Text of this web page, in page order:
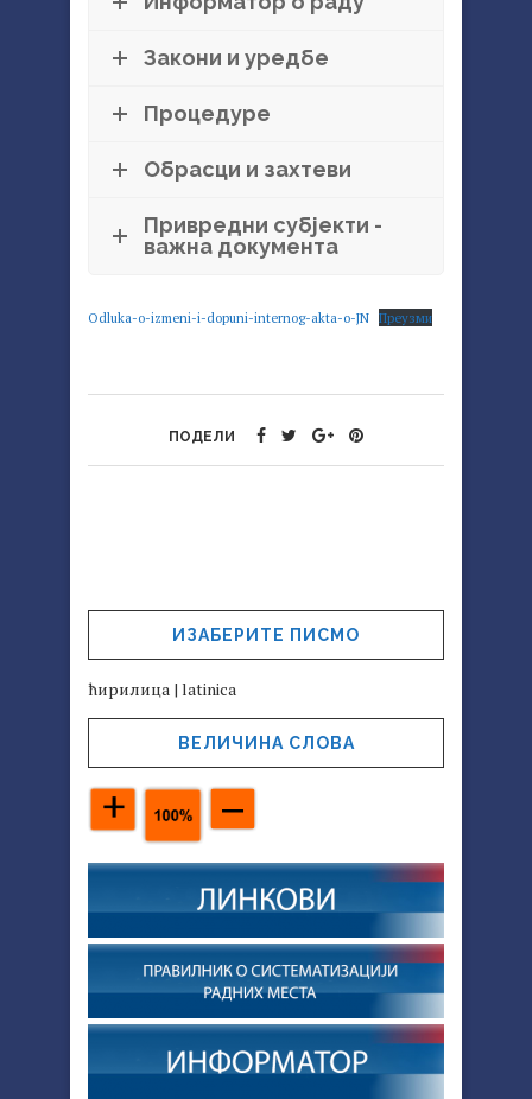
Закони и уредбе
Процедуре
Обрасци и захтеви
Привредни субјекти -
важна документа
Odluka-o-izmeni-i-dopuni-internog-akta-o-JN Преузми
ПОДЕЛИ
ИЗАБЕРИТЕ ПИСМО
ћирилица | latinica
ВЕЛИЧИНА СЛОВА